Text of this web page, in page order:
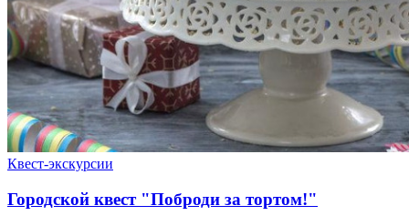
Квест-экскурсии
Городской квест "Поброди за тортом!"